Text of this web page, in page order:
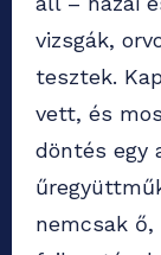
vizsgák,
tesztek.
vett, és
döntés egy
nemcsak